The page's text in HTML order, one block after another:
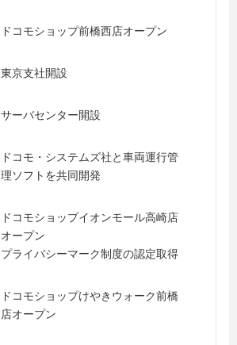
ドコモショップ前橋西店オープン
東京支社開設
サーバセンター開設
ドコモ・システムズ社と車両運行管
理ソフトを共同開発
ドコモショップイオンモール高崎店
オープン
プライバシーマーク制度の認定取得
ドコモショップけやきウォーク前橋
店オープン